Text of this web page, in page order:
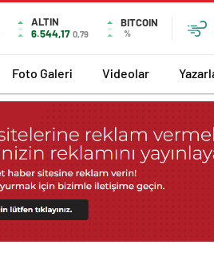
ALTIN
6.544,17 0,79
BITCOIN
%
Foto Galeri Videolar